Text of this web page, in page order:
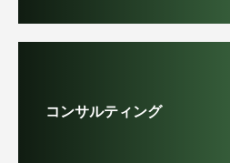
コンサルティング